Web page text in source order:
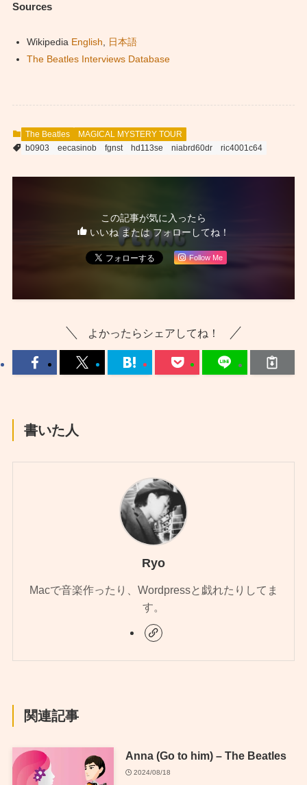
Sources
Wikipedia English, 日本語
The Beatles Interviews Database
The Beatles
MAGICAL MYSTERY TOUR
b0903
eecasinob fgnst hd113se niabrd60dr ric4001c64
この記事が気に入ったら
いいね または フォローしてね！
Follow Me
よかったらシェアしてね！
書いた人
Ryo
Macで音楽作ったり、Wordpressと戯れたりしてま
す。
関連記事
Anna (Go to him) – The Beatles
2024/08/18